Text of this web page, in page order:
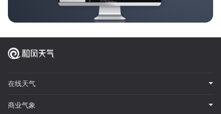
在线天气
商业气象